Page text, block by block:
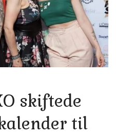
skiftede
til